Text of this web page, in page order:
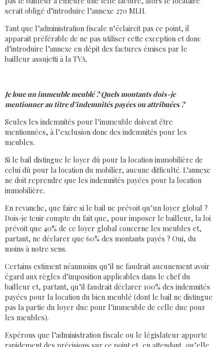
serait obligé d’introduire l’annexe 270 MLH.
Tant que l’administration fiscale n’éclaircit pas ce point, il
apparait préférable de ne pas utiliser cette exception et donc
d’introduire l’annexe en dépit des factures émises par le
bailleur assujetti à la TVA.
Je loue un immeuble meublé ? Quels montants dois-je
mentionner au titre d’indemnités payées ou attribuées ?
Seules les indemnités pour l’immeuble doivent être
mentionnées, à l’exclusion donc des indemnités pour les
meubles.
Si le bail distingue le loyer dû pour la location immobilière de
celui dû pour la location du mobilier, aucune difficulté. L’annexe
ne doit reprendre que les indemnités payées pour la location
immobilière.
En revanche, que faire si le bail ne prévoit qu’un loyer global ?
Dois-je tenir compte du fait que, pour imposer le bailleur, la loi
prévoit que 40% de ce loyer global concerne les meubles et,
partant, ne déclarer que 60% des montants payés ? Oui, du
moins à notre sens.
Certains estiment néanmoins qu’il ne faudrait aucunement avoir
égard aux règles d’imposition applicables dans le chef du
bailleur et, partant, qu’il faudrait déclarer 100% des indemnités
payées pour la location du bien meublé (dont le bail ne distingue
pas la partie du loyer due pour l’immeuble de celle due pour
les meubles).
Espérons que l’administration fiscale ou le législateur apporte
rapidement des précisions sur ce point et, en attendant, qu’elle